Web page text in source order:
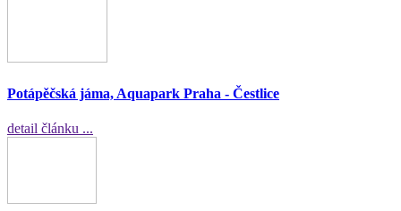
Potápěčská jáma, Aquapark Praha - Čestlice
detail článku ...